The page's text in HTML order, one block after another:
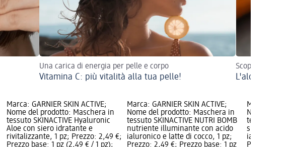
Una carica di energia per pelle e corpo
Vitamina C: più vitalità alla tua pelle!
Scopri le sue
L'aloe vera
Marca: GARNIER SKIN ACTIVE;
Nome del prodotto: Maschera in
tessuto SKINACTIVE Hyaluronic
Aloe con siero idratante e
rivitalizzante, 1 pz; Prezzo: 2,49 €;
Prezzo base: 1 pz (2,49 € / 1 pz);
Marca: GARNIER SKIN ACTIVE;
Nome del prodotto: Maschera in
tessuto SKINACTIVE NUTRI BOMB
nutriente illuminante con acido
ialuronico e latte di cocco, 1 pz;
Prezzo: 2,49 €; Prezzo base: 1 pz
Marca:
Nome del
tessuto
super
ialuronico
Prezzo: